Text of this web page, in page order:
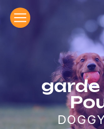
garde
Panneau de gestion des